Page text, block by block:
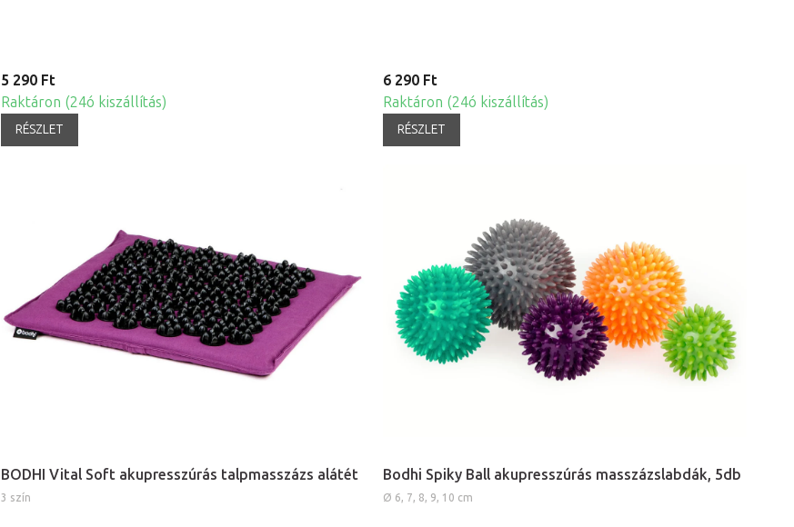
5 290 Ft
Raktáron (24ó kiszállítás)
RÉSZLET
6 290 Ft
Raktáron (24ó kiszállítás)
RÉSZLET
BODHI Vital Soft akupresszúrás talpmasszázs alátét
3 szín
Bodhi Spiky Ball akupresszúrás masszázslabdák, 5db
Ø 6, 7, 8, 9, 10 cm